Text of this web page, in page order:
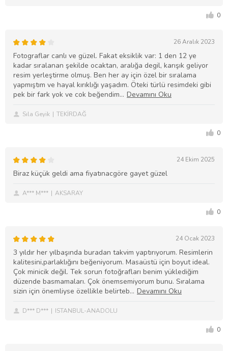
0
26 Aralık 2023
Fotograflar canlı ve güzel. Fakat eksiklik var: 1 den 12 ye
kadar sıralanan şekilde ocaktan, aralığa degil, karışık geliyor
resim yerleştirme olmuş. Ben her ay için özel bir sıralama
yapmıştım ve hayal kırıklığı yaşadım. Öteki türlü resimdeki gibi
pek bir fark yok ve cok beğendim
Sıla Geyik TEKİRDAĞ
0
24 Ekim 2025
Biraz küçük geldi ama fiyatınacgöre gayet güzel
A*** M*** AKSARAY
0
24 Ocak 2023
3 yıldır her yılbaşında buradan takvim yaptırıyorum. Resimlerin
kalitesini,parlaklığını beğeniyorum. Masaüstü için boyut ideal.
Çok minicik değil. Tek sorun fotoğrafları benim yüklediğim
düzende basmamaları. Çok önemsemiyorum bunu. Sıralama
sizin için önemliyse özellikle belirteb
D*** D*** ISTANBUL-ANADOLU
0